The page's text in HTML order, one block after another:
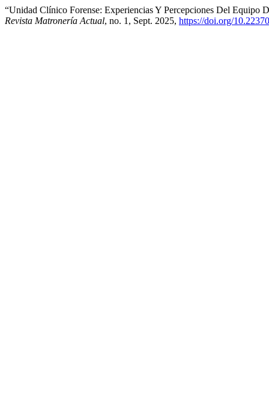
“Unidad Clínico Forense: Experiencias Y Percepciones Del Equipo
Revista Matronería Actual, no. 1, Sept. 2025, https://doi.org/